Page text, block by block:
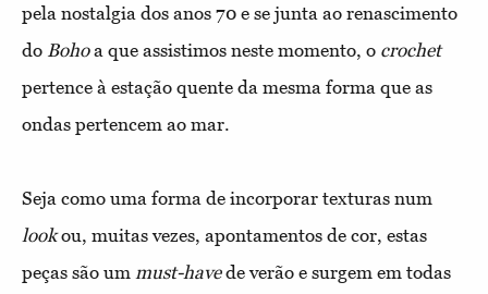
pela nostalgia dos anos 70 e se junta ao renascimento
do Bohoa que assistimos neste momento, o crochet
pertence à estação quente da mesma forma que as
ondas pertencem ao mar.
Seja como uma forma de incorporar texturas num
lookou, muitas vezes, apontamentos de cor, estas
peças são um must-havede verão e surgem em todas